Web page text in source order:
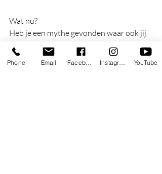
Wat nu?
Heb je een mythe gevonden waar ook jij
nog in geloofde? Pas het aan en breng je
nieuwe kennis in de praktijk!
Phone Email YouTube